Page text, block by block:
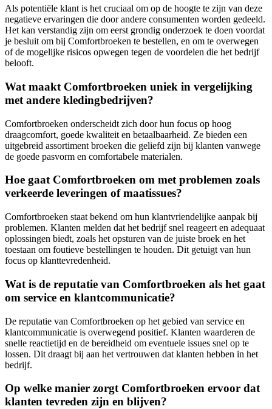
Als potentiële klant is het cruciaal om op de hoogte te zijn van deze
negatieve ervaringen die door andere consumenten worden gedeeld.
Het kan verstandig zijn om eerst grondig onderzoek te doen voordat
je besluit om bij Comfortbroeken te bestellen, en om te overwegen
of de mogelijke risicos opwegen tegen de voordelen die het bedrijf
belooft.
Wat maakt Comfortbroeken uniek in vergelijking
met andere kledingbedrijven?
Comfortbroeken onderscheidt zich door hun focus op hoog
draagcomfort, goede kwaliteit en betaalbaarheid. Ze bieden een
uitgebreid assortiment broeken die geliefd zijn bij klanten vanwege
de goede pasvorm en comfortabele materialen.
Hoe gaat Comfortbroeken om met problemen zoals
verkeerde leveringen of maatissues?
Comfortbroeken staat bekend om hun klantvriendelijke aanpak bij
problemen. Klanten melden dat het bedrijf snel reageert en adequaat
oplossingen biedt, zoals het opsturen van de juiste broek en het
toestaan om foutieve bestellingen te houden. Dit getuigt van hun
focus op klanttevredenheid.
Wat is de reputatie van Comfortbroeken als het gaat
om service en klantcommunicatie?
De reputatie van Comfortbroeken op het gebied van service en
klantcommunicatie is overwegend positief. Klanten waarderen de
snelle reactietijd en de bereidheid om eventuele issues snel op te
lossen. Dit draagt bij aan het vertrouwen dat klanten hebben in het
bedrijf.
Op welke manier zorgt Comfortbroeken ervoor dat
klanten tevreden zijn en blijven?